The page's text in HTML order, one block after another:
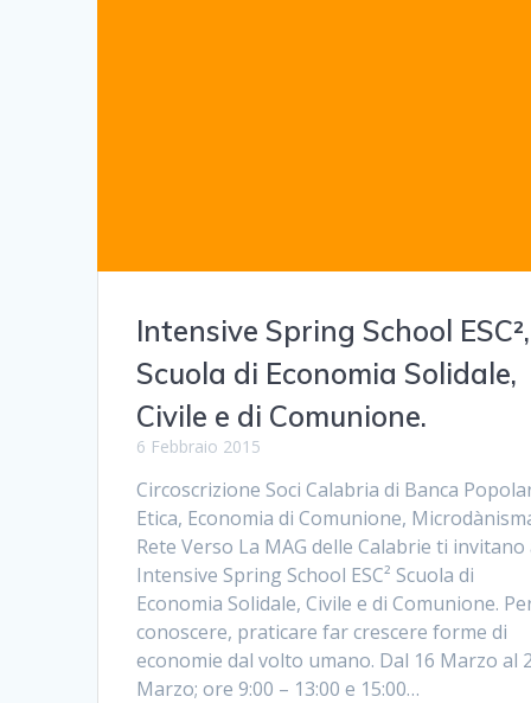
Intensive Spring School ESC²,
Scuola di Economia Solidale,
Civile e di Comunione.
6 Febbraio 2015
Circoscrizione Soci Calabria di Banca
Etica, Economia di Comunione,
Rete Verso La MAG delle Calabrie ti invitano
Intensive Spring School ESC² Scuola di
Economia Solidale, Civile e di Comunione.
conoscere, praticare far crescere forme di
economie dal volto umano. Dal 16 Marzo al
Marzo; ore 9:00 – 13:00 e 15:00…